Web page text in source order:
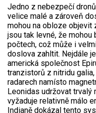
Jedno z nebezpečí
velice malé a zároveň
mohou na obloze objevit
jsou tak levné, že
počtech, což může i
doslova zahltit. Nejdále
americká společnost
tranzistorů z nitridu
radarech namísto
Leonidas udržovat
vyžaduje relativně málo
Indianě dokázal tento